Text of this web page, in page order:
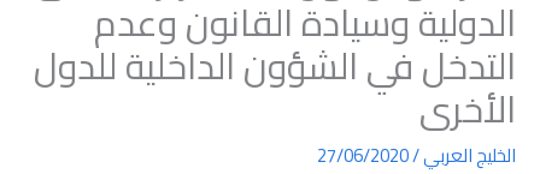
الدولية وسيادة القانون وعدم
التدخل في الشؤون الداخلية للدول
الأخرى
الخليج العربي/
27/06/2020